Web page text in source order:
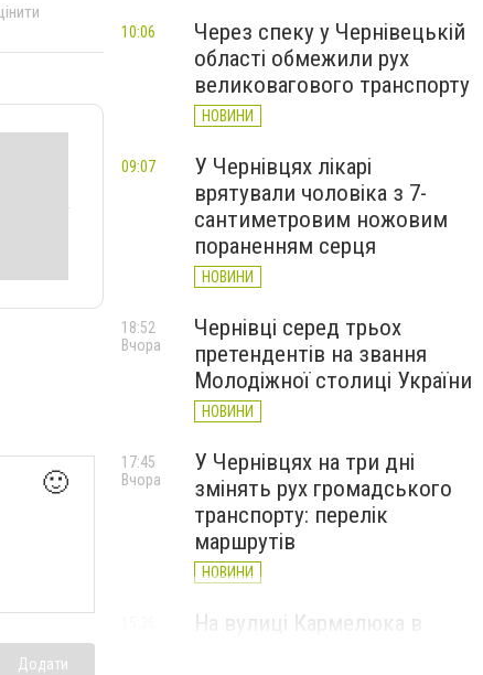
🙂
Додати
Через спеку у Чернівецькій
області обмежили рух
великовагового транспорту
НОВИНИ
10:06
У Чернівцях лікарі
врятували чоловіка з 7-
сантиметровим ножовим
пораненням серця
НОВИНИ
09:07
Чернівці серед трьох
претендентів на звання
Молодіжної столиці України
НОВИНИ
18:52
Вчора
У Чернівцях на три дні
змінять рух громадського
транспорту: перелік
маршрутів
НОВИНИ
17:45
Вчора
На вулиці Кармелюка в